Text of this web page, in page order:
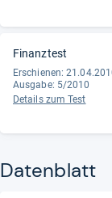
Finanztest
Erschienen:
Ausgabe: 5/2010
Details zum Test
Datenblatt